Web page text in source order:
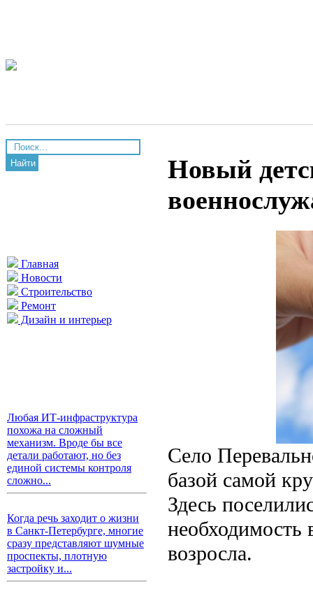
Найти
Главная
Новости
Строительство
Ремонт
Дизайн и интерьер
Любая ИТ-инфраструктура
похожа на сложный
механизм. Вроде бы все
детали работают, но без
единой системы контроля
сложно...
Когда речь заходит о жизни
в Санкт-Петербурге, многие
сразу представляют шумные
проспекты, плотную
застройку и...
Новый
Село
базой самой
Здесь
необходимость
возросла.